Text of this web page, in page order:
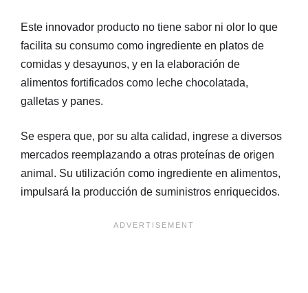
Este innovador producto no tiene sabor ni olor lo que
facilita su consumo como ingrediente en platos de
comidas y desayunos, y en la elaboración de
alimentos fortificados como leche chocolatada,
galletas y panes.
Se espera que, por su alta calidad, ingrese a diversos
mercados reemplazando a otras proteínas de origen
animal. Su utilización como ingrediente en alimentos,
impulsará la producción de suministros enriquecidos.